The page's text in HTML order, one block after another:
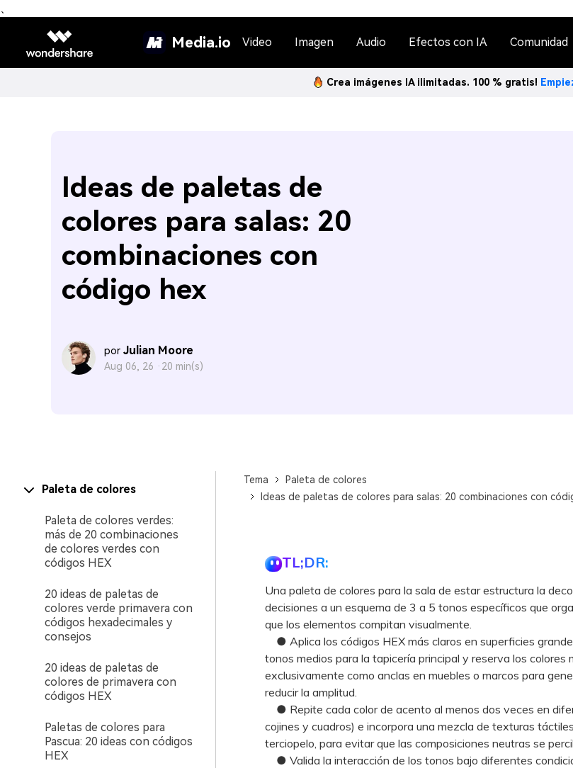
、
Media.io Video Imagen Audio Efectos con IA Comunidad
Crea imágenes IA ilimitadas. 100 % gratis!
Ideas de paletas de
colores para salas: 20
combinaciones con
código hex
por Julian Moore
Aug 06, 26 · 20 min(s)
Paleta de colores
Paleta de colores verdes:
más de 20 combinaciones
de colores verdes con
códigos HEX
20 ideas de paletas de
colores verde primavera con
códigos hexadecimales y
consejos
20 ideas de paletas de
colores de primavera con
códigos HEX
Paletas de colores para
Pascua: 20 ideas con códigos
HEX
Tema
Paleta de colores
Ideas de paletas de colores para salas: 20 combinaciones con
TL;DR:
Una paleta de colores para la sala de estar estructura la
decisiones a un esquema de 3 a 5 tonos específicos que
que los elementos compitan visualmente.
● Aplica los códigos HEX más claros en superficies
tonos medios para la tapicería principal y reserva los colores
exclusivamente como anclas en muebles o marcos para
reducir la amplitud.
● Repite cada color de acento al menos dos veces en
cojines y cuadros) e incorpora una mezcla de texturas
terciopelo, para evitar que las composiciones neutras se
● Valida la interacción de los tonos bajo diferentes